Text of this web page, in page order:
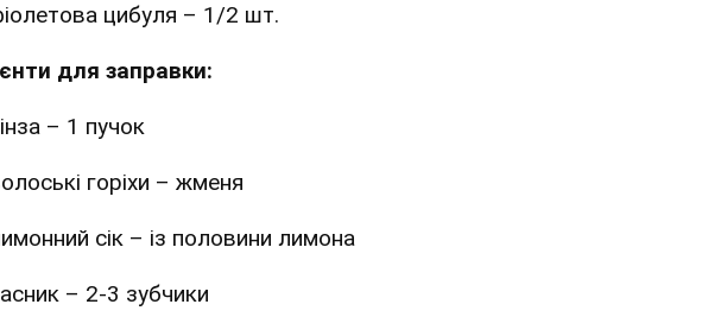
цибуля – 1/2 шт.
для заправки:
– 1 пучок
горіхи – жменя
сік – із половини лимона
– 2-3 зубчики